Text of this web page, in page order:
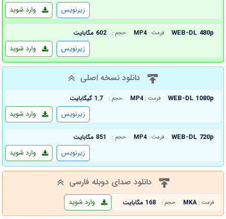
وارد شوید زیرنویس
WEB-DL 480p فرمت : MP4 حجم : 602 مگابایت
وارد شوید زیرنویس
دانلود نسخه اصلی
WEB-DL 1080p فرمت : MP4 حجم : 1.7 گیگابایت
وارد شوید زیرنویس
WEB-DL 720p فرمت : MP4 حجم : 851 مگابایت
وارد شوید زیرنویس
دانلود صدای دوبله فارسی
فرمت : MKA حجم : 168 مگابایت وارد شوید